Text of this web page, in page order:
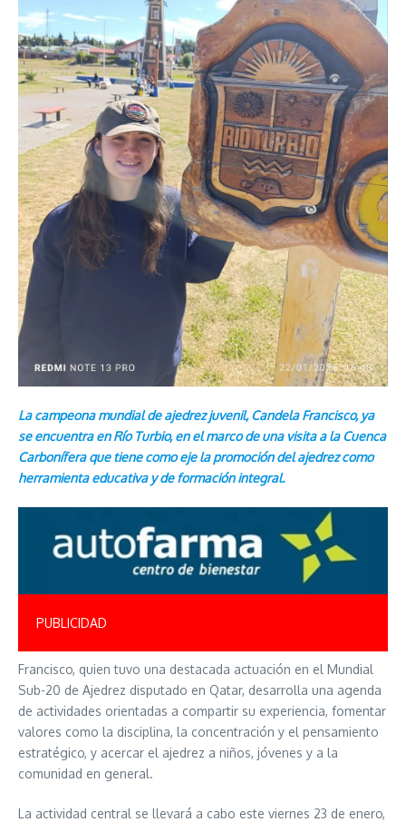
La campeona mundial de ajedrez juvenil, Candela Francisco, ya
se encuentra en Río Turbio, en el marco de una visita a la Cuenca
Carbonífera que tiene como eje la promoción del ajedrez como
herramienta educativa y de formación integral.
PUBLICIDAD
Francisco, quien tuvo una destacada actuación en el Mundial
Sub-20 de Ajedrez disputado en Qatar, desarrolla una agenda
de actividades orientadas a compartir su experiencia, fomentar
valores como la disciplina, la concentración y el pensamiento
estratégico, y acercar el ajedrez a niños, jóvenes y a la
comunidad en general.
La actividad central se llevará a cabo este viernes 23 de enero,